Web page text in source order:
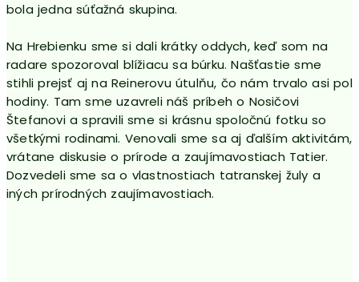
bola jedna súťažná skupina.
Na Hrebienku sme si dali krátky oddych, keď som na
radare spozoroval blížiacu sa búrku. Našťastie sme
stihli prejsť aj na Reinerovu útulňu, čo nám trvalo asi pol
hodiny. Tam sme uzavreli náš príbeh o Nosičovi
Štefanovi a spravili sme si krásnu spoločnú fotku so
všetkými rodinami. Venovali sme sa aj ďalším aktivitám,
vrátane diskusie o prírode a zaujímavostiach Tatier.
Dozvedeli sme sa o vlastnostiach tatranskej žuly a
iných prírodných zaujímavostiach.